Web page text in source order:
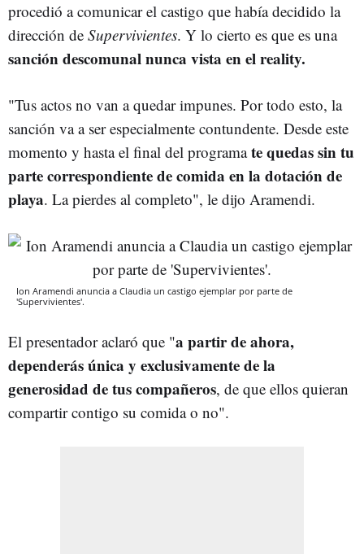
procedió a comunicar el castigo que había decidido la
dirección de Supervivientes. Y lo cierto es que es una
sanción descomunal nunca vista en el reality.
"Tus actos no van a quedar impunes. Por todo esto, la
sanción va a ser especialmente contundente. Desde este
momento y hasta el final del programate quedas sin tu
parte correspondiente de comida en la dotación de
playa. La pierdes al completo", le dijo Aramendi.
Ion Aramendi anuncia a Claudia un castigo ejemplar por parte de
'Supervivientes'.
El presentador aclaró que "a partir de ahora,
dependerás única y exclusivamente de la
generosidad de tus compañeros, de que ellos quieran
compartir contigo su comida o no".